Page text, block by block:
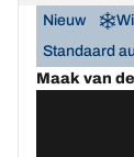
Nieuw
Standaard
Maak van